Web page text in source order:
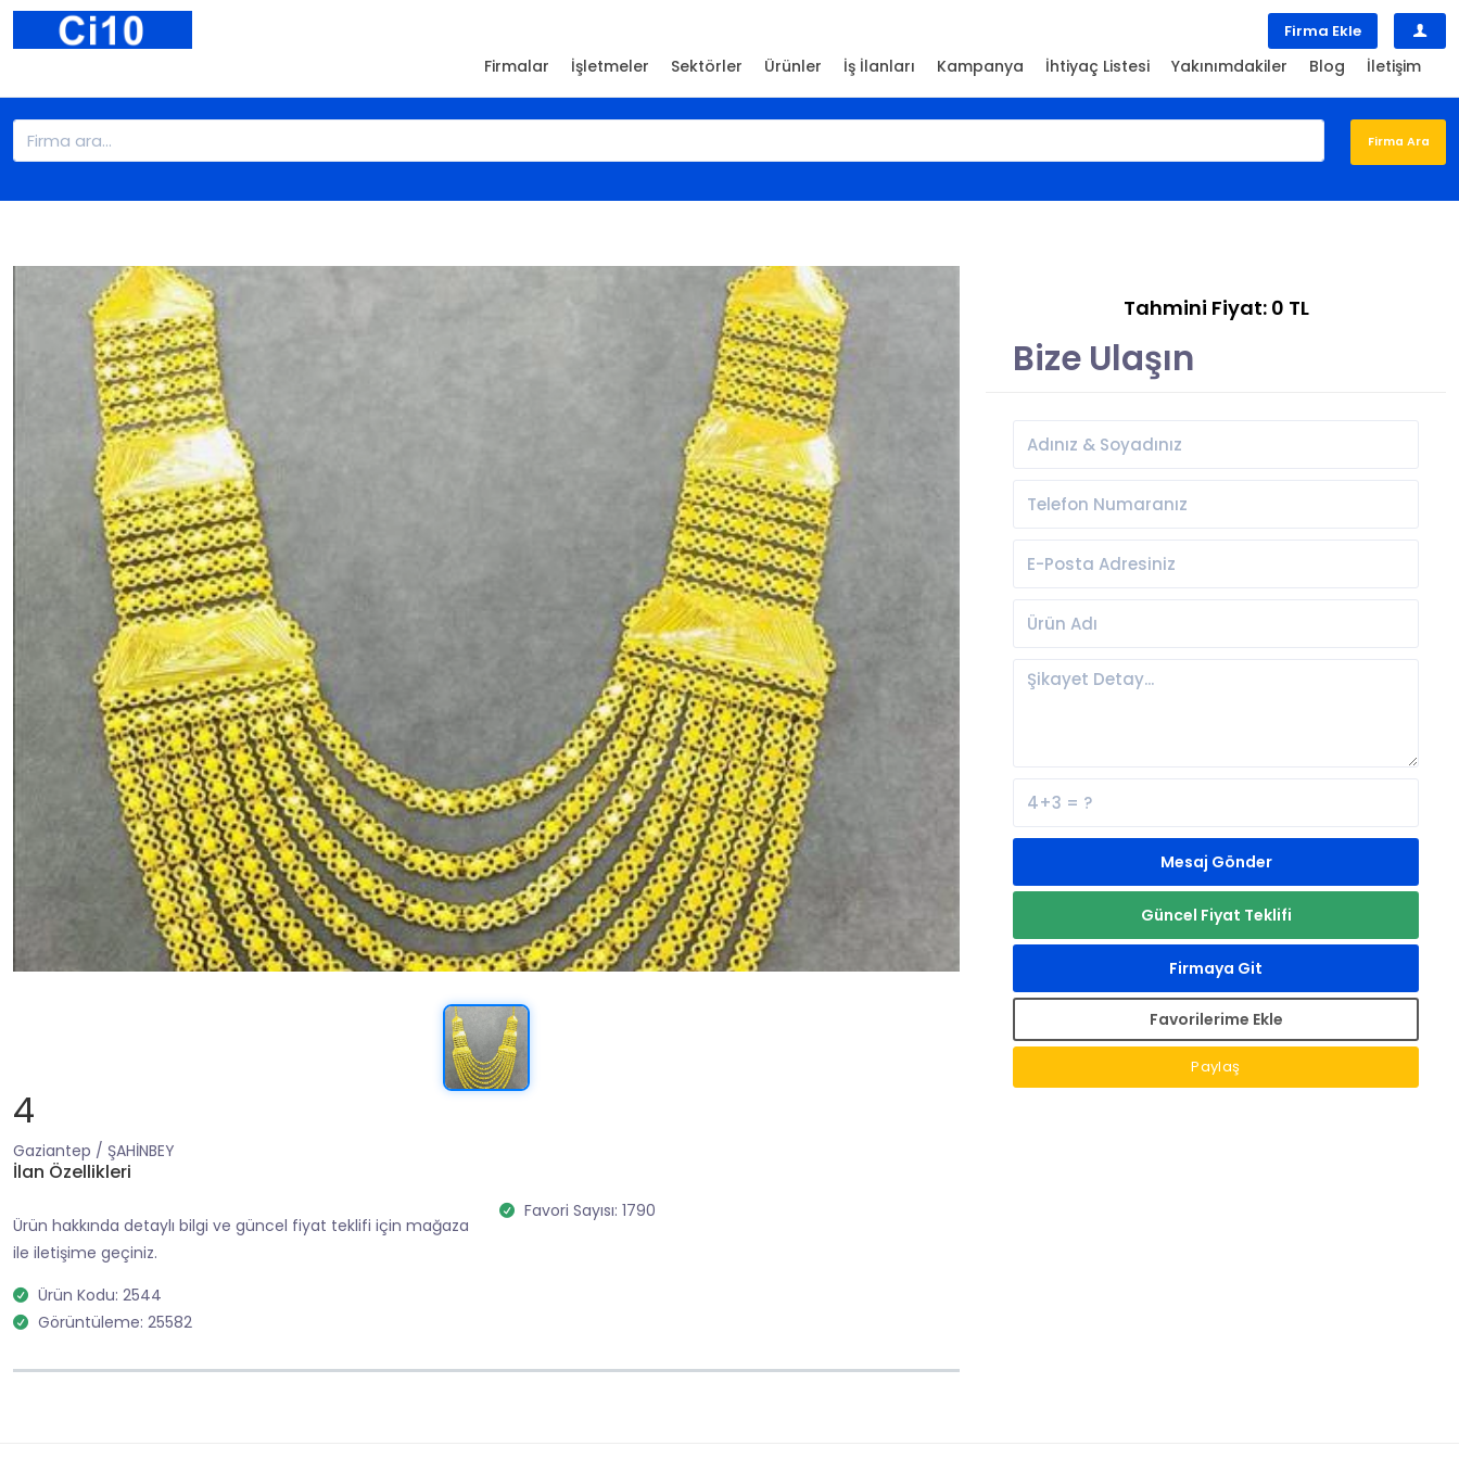
Firma Ekle
Firmalar İşletmeler Sektörler Ürünler İş İlanları Kampanya İhtiyaç Listesi Yakınımdakiler Blog İletişim
4
Gaziantep / ŞAHİNBEY
İlan Özellikleri
Ürün hakkında detaylı bilgi ve güncel fiyat teklifi için mağaza
ile iletişime geçiniz.
Ürün Kodu: 2544
Görüntüleme: 25582
Favori Sayısı: 1790
Tahmini Fiyat: 0 TL
Bize Ulaşın
Mesaj Gönder
Güncel Fiyat Teklifi
Firmaya Git
Favorilerime Ekle
Paylaş